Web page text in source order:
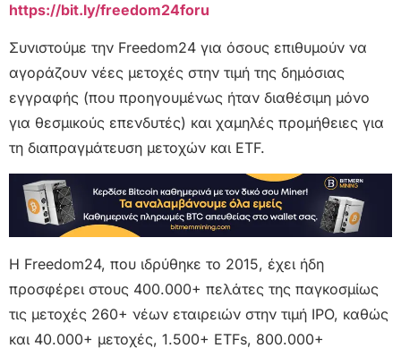
https://bit.ly/freedom24foru
Συνιστούμε την Freedom24 για όσους επιθυμούν να
αγοράζουν νέες μετοχές στην τιμή της δημόσιας
εγγραφής (που προηγουμένως ήταν διαθέσιμη μόνο
για θεσμικούς επενδυτές) και χαμηλές προμήθειες για
τη διαπραγμάτευση μετοχών και ETF.
Η Freedom24, που ιδρύθηκε το 2015, έχει ήδη
προσφέρει στους 400.000+ πελάτες της παγκοσμίως
τις μετοχές 260+ νέων εταιρειών στην τιμή IPO, καθώς
και 40.000+ μετοχές, 1.500+ ETFs, 800.000+